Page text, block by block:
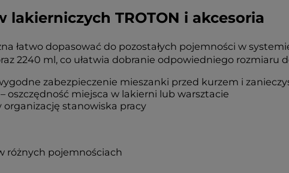
TROTON i akcesoria
łatwo dopasować do pozostałych pojemności w
2240 ml, co ułatwia dobranie odpowiedniego rozmiaru
zabezpieczenie mieszanki przed kurzem i
miejsca w lakierni lub warsztacie
organizację stanowiska pracy